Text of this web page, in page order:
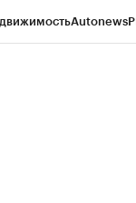
Autonews